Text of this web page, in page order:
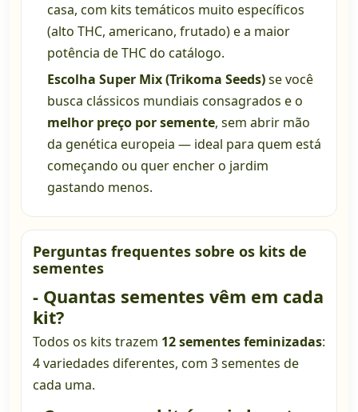
casa, com kits temáticos muito específicos
(alto THC, americano, frutado) e a maior
potência de THC do catálogo.
Escolha Super Mix (Trikoma Seeds)se você
busca clássicos mundiais consagrados e o
melhor preço por semente, sem abrir mão
da genética europeia — ideal para quem está
começando ou quer encher o jardim
gastando menos.
Perguntas frequentes sobre os kits de
sementes
- Quantas sementes vêm em cada
kit?
Todos os kits trazem 12 sementes feminizadas:
4 variedades diferentes, com 3 sementes de
cada uma.